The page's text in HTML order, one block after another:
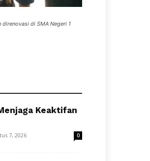
di SMA Negeri 1
Keaktifan
7, 2026 0